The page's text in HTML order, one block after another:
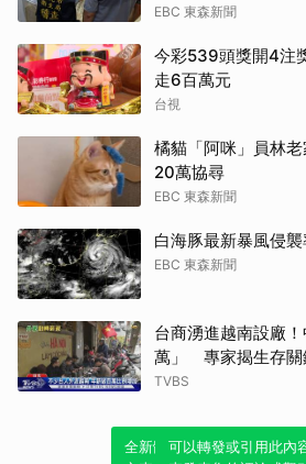
EBC 東森新聞
今彩539頭獎開4注
走6百萬元
台視
橘貓「阿咪」員林
20萬協尋
EBC 東森新聞
白海豚最新暴風侵
EBC 東森新聞
台商湧進越南設廠
萬」 專家揭生存關
TVBS
全新體驗！一鍵引用此內容
可以轉發或引用此內